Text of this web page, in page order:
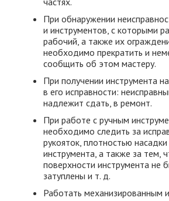
При обнаружении
и инструментов, с которыми
рабочий, а также их
необходимо прекратить и
сообщить об этом мастеру.
При получении инструмента
в его исправности:
надлежит сдать, в ремонт.
При работе с ручным
необходимо следить за
рукояток, плотностью
инструмента, а также за тем,
поверхности инструмента не
затуплены и т. д.
Работать механизированным